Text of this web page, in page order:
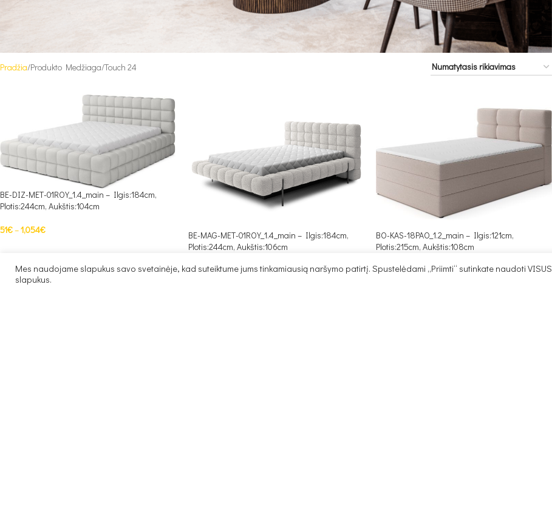
Pradžia Produkto Medžiaga Touch 24
BE-DIZ-MET-01ROY_1.4_main – Ilgis:184cm,
Plotis:244cm, Aukštis:104cm
51€–1,054€
BE-MAG-MET-01ROY_1.4_main – Ilgis:184cm,
Plotis:244cm, Aukštis:106cm
51€–1,008€
BO-KAS-18PAO_1.2_main – Ilgis:121cm,
Plotis:215cm, Aukštis:108cm
618€–693€
Mes naudojame slapukus savo svetainėje, kad suteiktume jums tinkamiausią naršymo patirtį. Spustelėdami „Priimti“ sutinkate naudoti VISUS
slapukus.